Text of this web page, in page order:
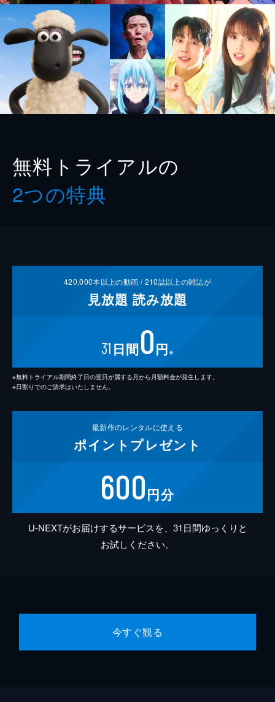
無料トライアルの
2つの特典
420,000本以上の動画 /210誌以上の雑誌が
見放題 読み放題
31 日間0円 ※
※無料トライアル期間終了日の翌日が属する月から月額料金が発生します。
※日割りでのご請求はいたしません。
最新作のレンタルに使える
ポイント プレゼント
600円分
U-NEXTがお届けするサービスを、31日間ゆっくりと
お試しください。
今すぐ観る